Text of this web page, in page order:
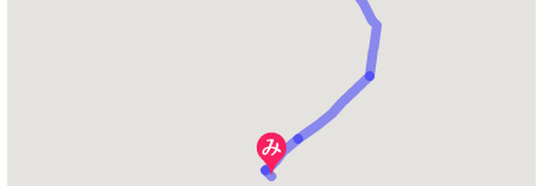
手すり付きで安全を考慮した使いやす
エントランス
柵と階段が整備された入口が迎える明
るい施設です。